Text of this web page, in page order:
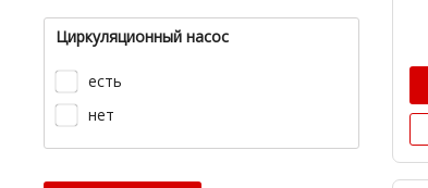
Циркуляционный насос
есть
нет